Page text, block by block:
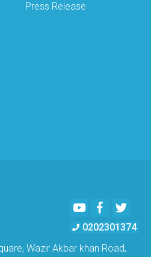
Press Release
YoutubeFacebook
0202301374
Wazir Akbar khan Road,